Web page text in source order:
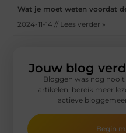
Wat je moet weten voordat
2024-11-14 // Lees verder »
Jouw blog
Bloggen was nog
artikelen, bereik meer
actieve
Begin